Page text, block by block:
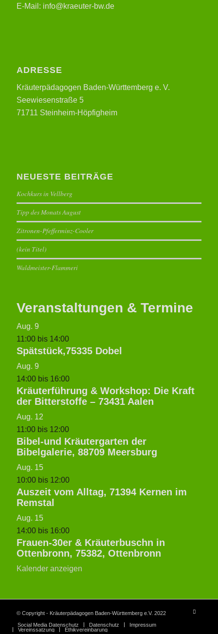
E-Mail: info@kraeuter-bw.de
ADRESSE
Kräuterpädagogen Baden-Württemberg e. V.
Seewiesenstraße 5
71711 Steinheim-Höpfigheim
NEUESTE BEITRÄGE
Kochkurs in Vellberg
Tipp des Monats August
Zitronen-Pfefferminz-Cooler
(kein Titel)
Waldmeister-Flammeri
Veranstaltungen & Termine
Aug. 9
11:00bis 14:00
Spätstück,75335 Dobel
Aug. 9
14:00bis 16:00
Kräuterführung & Workshop: Die Kraft
der Bitterstoffe – 73431 Aalen
Aug. 12
11:00bis 12:00
Bibel-und Kräutergarten der
Bibelgalerie, 88709 Meersburg
Aug. 15
10:00bis 12:00
Auszeit vom Alltag, 71394 Kernen im
Remstal
Aug. 15
14:00bis 16:00
Frauen-30er & Kräuterbuschn in
Ottenbronn, 75382, Ottenbronn
Kalender anzeigen
© Copyright - Kräuterpädagogen Baden-Württemberg e.V. 2022
Social Media Datenschutz
Datenschutz
Impressum
Vereinssatzung
Ethikvereinbarung